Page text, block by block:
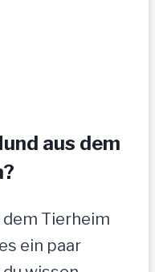
aus dem
dem Tierheim
ein paar